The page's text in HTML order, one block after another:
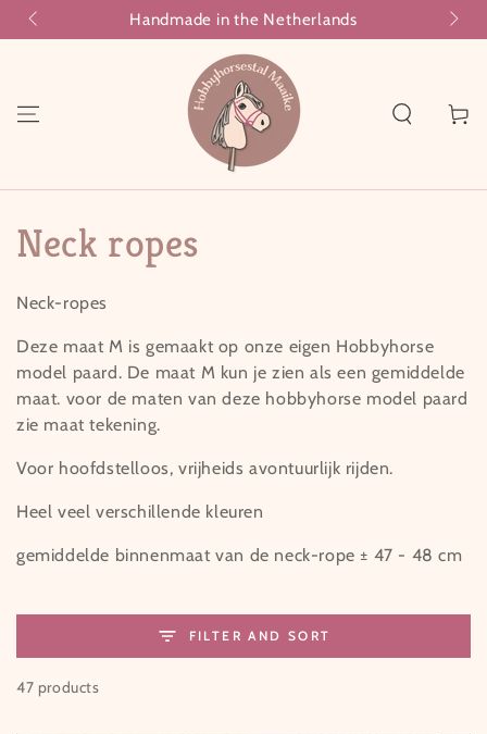
SKIP TO CONTENTHandmade in the Netherlands
Cart
Collection:
Neck ropes
Neck-ropes
Deze maat M is gemaakt op onze eigen Hobbyhorse
model paard. De maat M kun je zien als een gemiddelde
maat. voor de maten van deze hobbyhorse model paard
zie maat tekening.
Voor hoofdstelloos, vrijheids avontuurlijk rijden.
Heel veel verschillende kleuren
gemiddelde binnenmaat van de neck-rope ± 47 - 48 cm
FILTER AND SORT
47 products